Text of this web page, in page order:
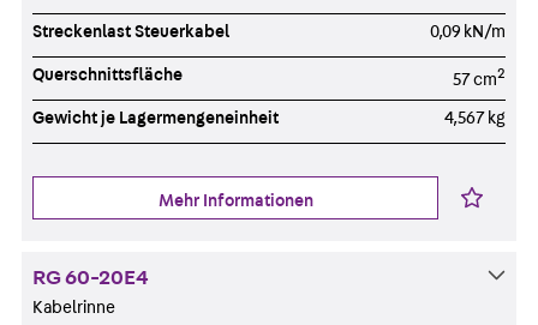
Streckenlast Steuerkabel 0,09 kN/m
Querschnittsfläche 57 cm2
Gewicht je Lagermengeneinheit 4,567 kg
Mehr Informationen
RG 60-20E4
Kabelrinne